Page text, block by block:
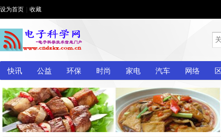
设为首页 收藏
快讯 公益 环保 时尚 家电 汽车 网络